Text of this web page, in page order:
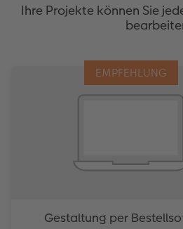
Ihre Projekte können Sie
EMPFEHLUNG
Gestaltung per